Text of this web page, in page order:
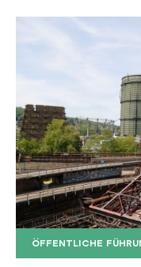
ÖFFENTLICHE
Der
Copyright: